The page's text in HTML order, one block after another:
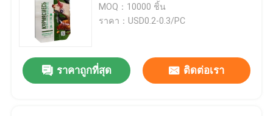
เกี่ยวกับเรา
ทัวร์โรงงาน
MOQ：10000 ชิ้น
ราคา：USD0.2-0.3/PC
ราคาถูกที่สุด ติดต่อเรา